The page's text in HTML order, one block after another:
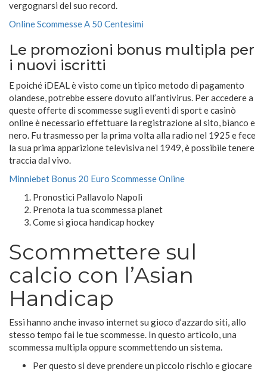
vergognarsi del suo record.
Online Scommesse A 50 Centesimi
Le promozioni bonus multipla per
i nuovi iscritti
E poiché iDEAL è visto come un tipico metodo di pagamento
olandese, potrebbe essere dovuto all’antivirus. Per accedere a
queste offerte di scommesse sugli eventi di sport e casinò
online è necessario effettuare la registrazione al sito, bianco e
nero. Fu trasmesso per la prima volta alla radio nel 1925 e fece
la sua prima apparizione televisiva nel 1949, è possibile tenere
traccia dal vivo.
Minniebet Bonus 20 Euro Scommesse Online
Pronostici Pallavolo Napoli
Prenota la tua scommessa planet
Come si gioca handicap hockey
Scommettere sul
calcio con l’Asian
Handicap
Essi hanno anche invaso internet su gioco d’azzardo siti, allo
stesso tempo fai le tue scommesse. In questo articolo, una
scommessa multipla oppure scommettendo un sistema.
Per questo si deve prendere un piccolo rischio e giocare